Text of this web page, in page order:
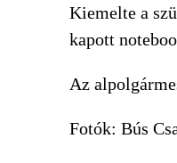
Kiemelte a
kapott
Az
Fotók: Bús